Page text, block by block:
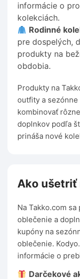
informácie o
kolekciách.
Rodinné
pre dospelých,
produkty na
obdobia.
Produkty na
outfity a sezónne
kombinovať
doplnkov podľa
prináša nové
Ako ušetriť
Na Takko.com
oblečenie a
kupóny na
oblečenie.
informácie o
Darčekové